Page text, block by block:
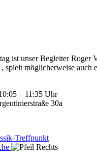
ist unser Begleiter Roger
spielt möglicherweise auch
– 11:35 Uhr
30a
Treffpunkt